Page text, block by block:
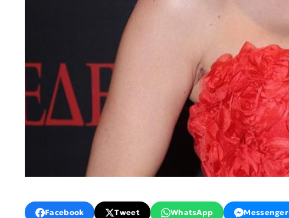
Facebook Tweet WhatsApp Messenger